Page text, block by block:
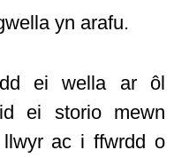
yn arafu.
ei wella ar ôl
ei storio mewn
llwyr ac i ffwrdd o